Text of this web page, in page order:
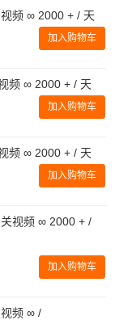
频 ∞ 2000 + / 天
加入购物车
频 ∞ 2000 + / 天
加入购物车
频 ∞ 2000 + / 天
加入购物车
视频 ∞ 2000 + /
加入购物车
频 ∞ /